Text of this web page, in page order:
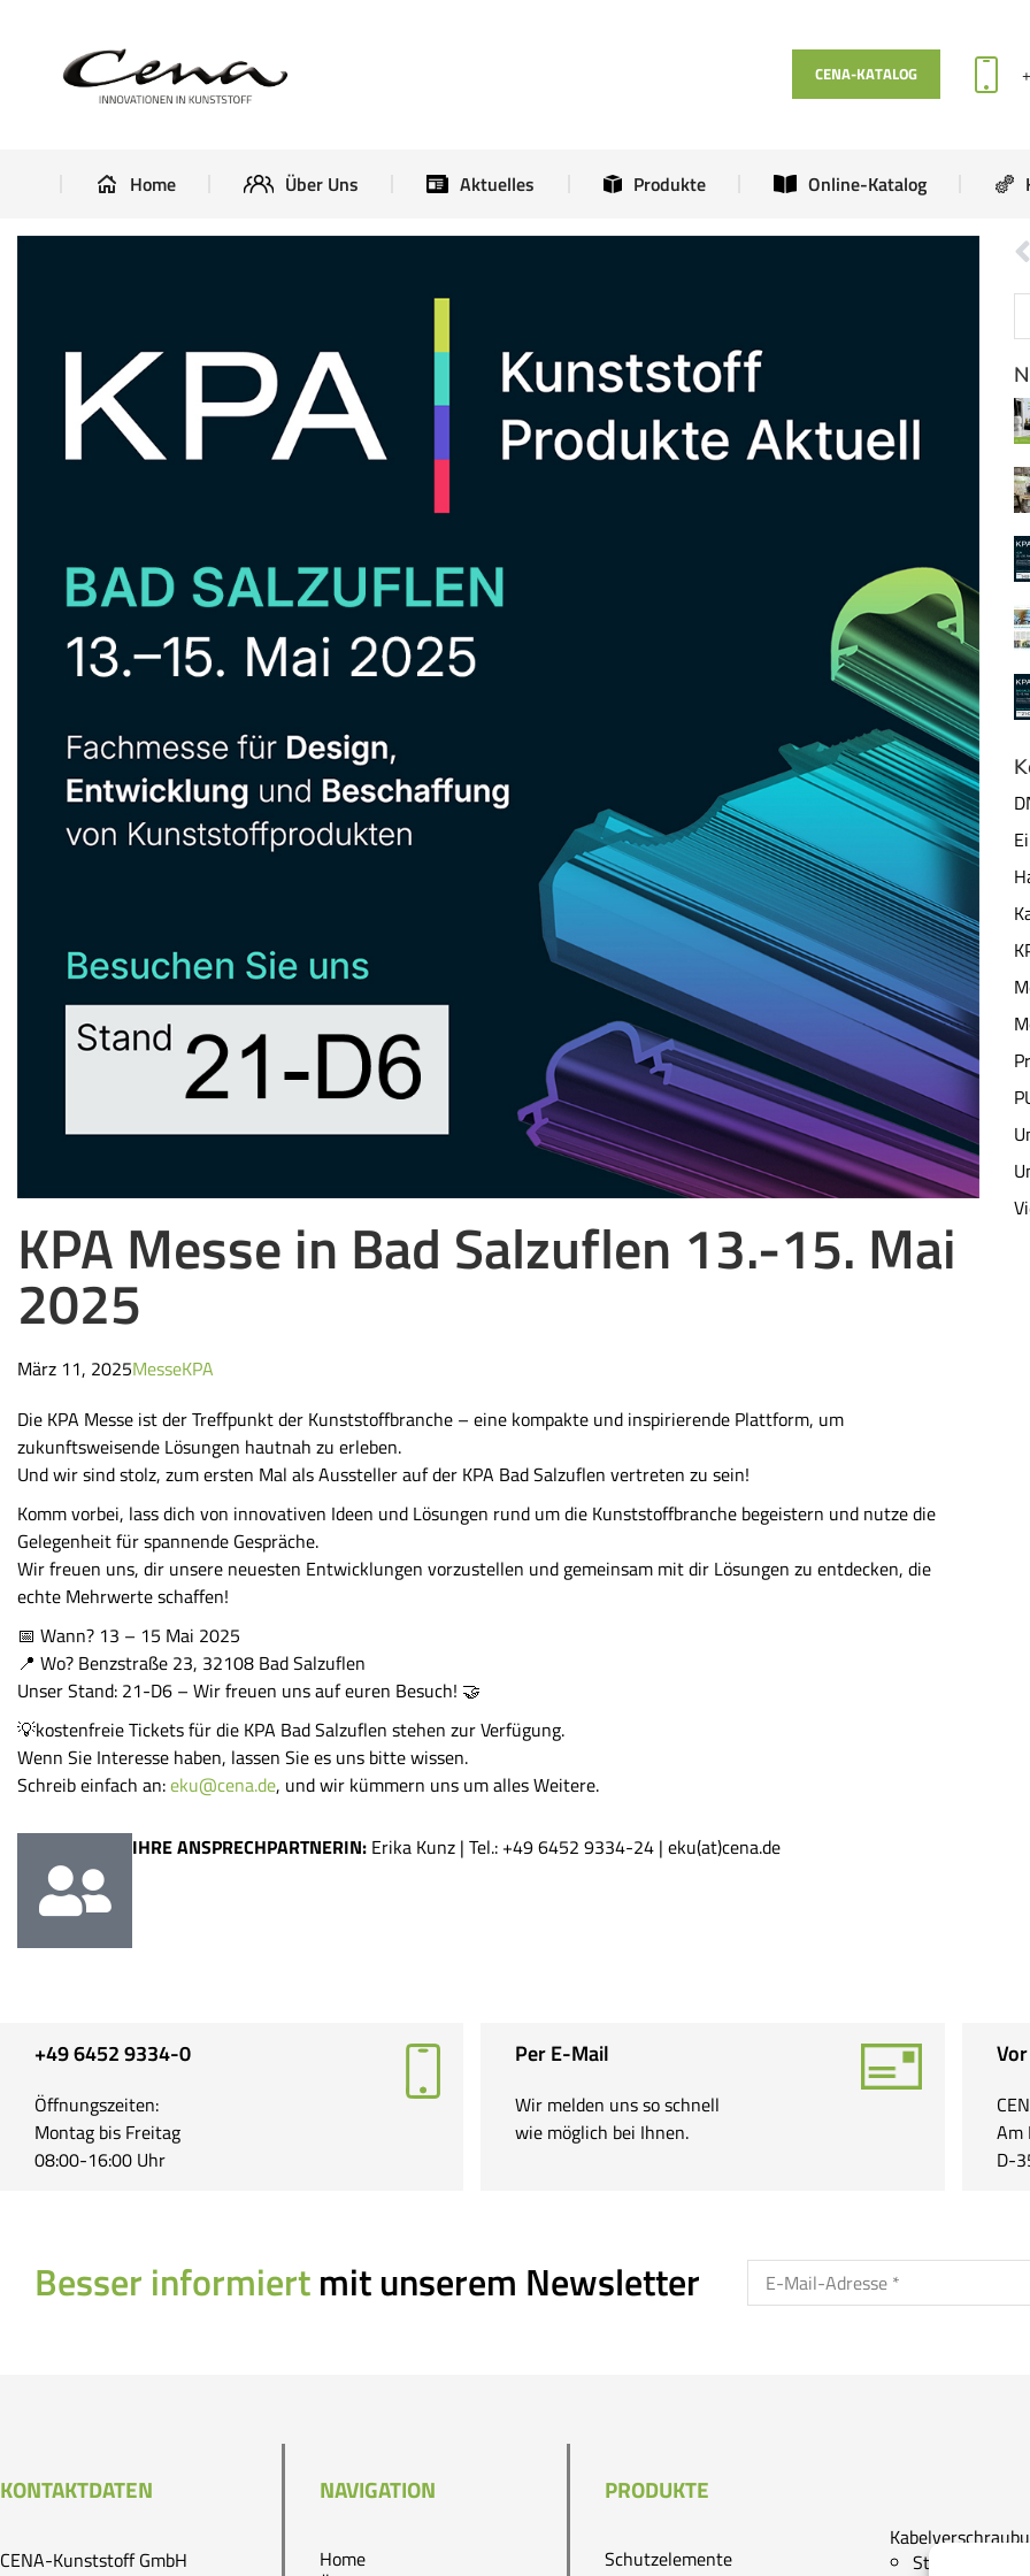
CENA-KATALOG
Home Über Uns Aktuelles Produkte Online-Katalog
KPA Messe in Bad Salzuflen 13.-15. Mai
2025
März 11, 2025MesseKPA
Die KPA Messe ist der Treffpunkt der Kunststoffbranche – eine kompakte und inspirierende Plattform, um
zukunftsweisende Lösungen hautnah zu erleben.
Und wir sind stolz, zum ersten Mal als Aussteller auf der KPA Bad Salzuflen vertreten zu sein!
Komm vorbei, lass dich von innovativen Ideen und Lösungen rund um die Kunststoffbranche begeistern und nutze die
Gelegenheit für spannende Gespräche.
Wir freuen uns, dir unsere neuesten Entwicklungen vorzustellen und gemeinsam mit dir Lösungen zu entdecken, die
echte Mehrwerte schaffen!
📅 Wann? 13 – 15 Mai 2025
📍 Wo? Benzstraße 23, 32108 Bad Salzuflen
Unser Stand: 21-D6 – Wir freuen uns auf euren Besuch! 🤝
💡kostenfreie Tickets für die KPA Bad Salzuflen stehen zur Verfügung.
Wenn Sie Interesse haben, lassen Sie es uns bitte wissen.
Schreib einfach an:eku@cena.de, und wir kümmern uns um alles Weitere.
IHRE ANSPRECHPARTNERIN: Erika Kunz | Tel.: +49 6452 9334-24 | eku(at)cena.de
+49 6452 9334-0
Öffnungszeiten:
Montag bis Freitag
08:00-16:00 Uhr
Per E-Mail
Wir melden uns so schnell
wie möglich bei Ihnen.
Am
D-
Besser informiertmit unserem Newsletter
KONTAKTDATEN
CENA-Kunststoff GmbH
NAVIGATION
Home
PRODUKTE
Schutzelemente
Standard KV